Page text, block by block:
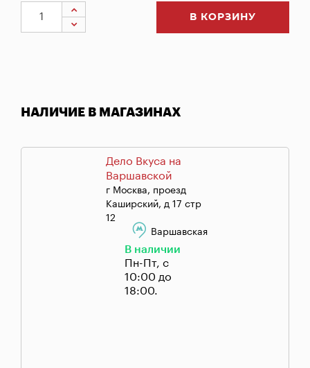
В КОРЗИНУ
НАЛИЧИЕ В МАГАЗИНАХ
Дело Вкуса на
Варшавской
г Москва, проезд
Каширский, д 17 стр
12
Варшавская
В наличии
Пн-Пт, с
10:00 до
18:00.